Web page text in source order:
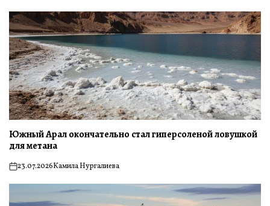
Южный Арал окончательно стал гиперсоленой ловушкой
для метана
on23.07.2026Камила Нургалиева